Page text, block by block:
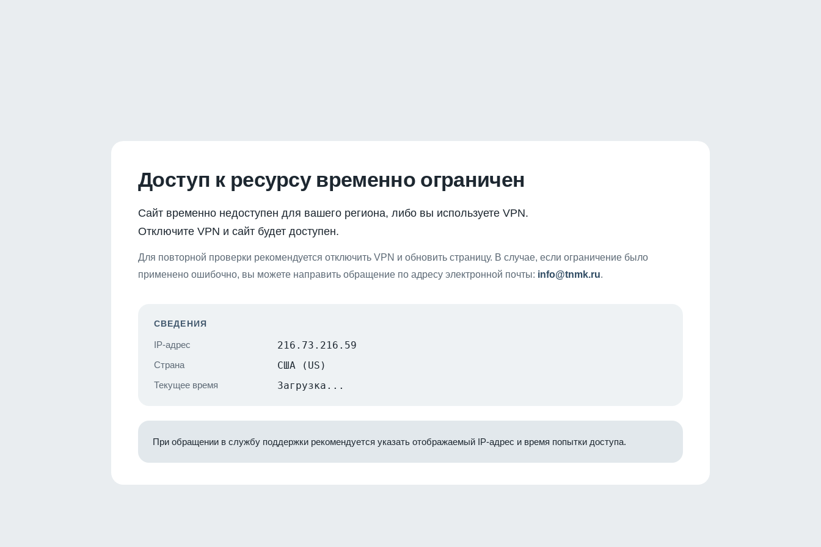
Доступ к ресурсу временно ограничен
Сайт временно недоступен для вашего региона, либо вы используете VPN.
Отключите VPN и сайт будет доступен.
Для повторной проверки рекомендуется отключить VPN и обновить страницу. В случае, если ограничение было
применено ошибочно, вы можете направить обращение по адресу электронной почты: info@tnmk.ru.
СВЕДЕНИЯ
IP-адрес 216.73.216.59
Страна США (US)
Текущее время Загрузка...
При обращении в службу поддержки рекомендуется указать отображаемый IP-адрес и время попытки доступа.